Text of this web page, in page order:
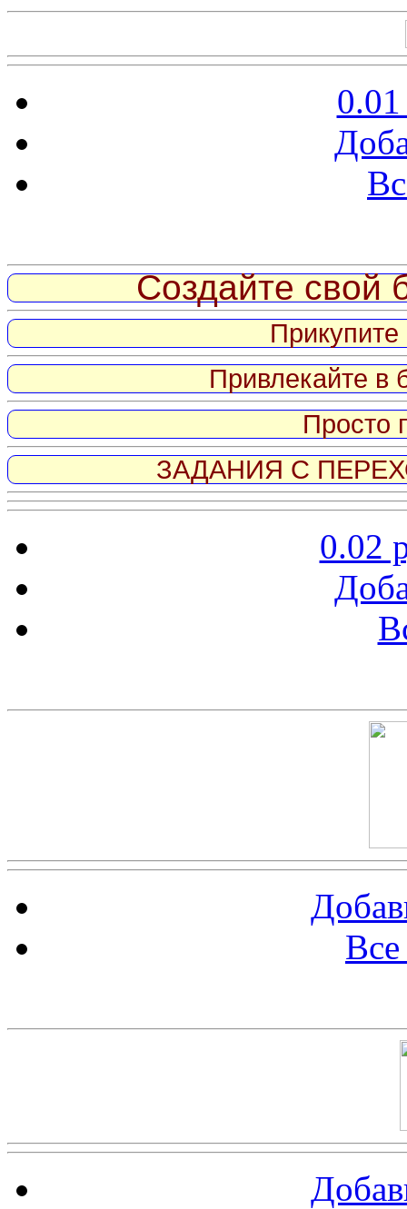
Создайте свой
Привлекайте в
Просто
ЗАДАНИЯ С
0.02